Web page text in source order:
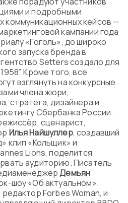
и подробными
коммуникационных кейсов —
кампании года
«Гоголь», до широко
запуска бренда в
Setters создало для
Кроме того, все
взглянуть на конкурсные
члена жюри,
стратега, дизайнера и
Сбербанка России.
сценарист,
Илья Найшуллер, создавший
клип «Кольщик» и
Lions, поделится
аудиторию. Писатель
Демьян
шоу «Об актуальном».
редактор Forbes Woman, и